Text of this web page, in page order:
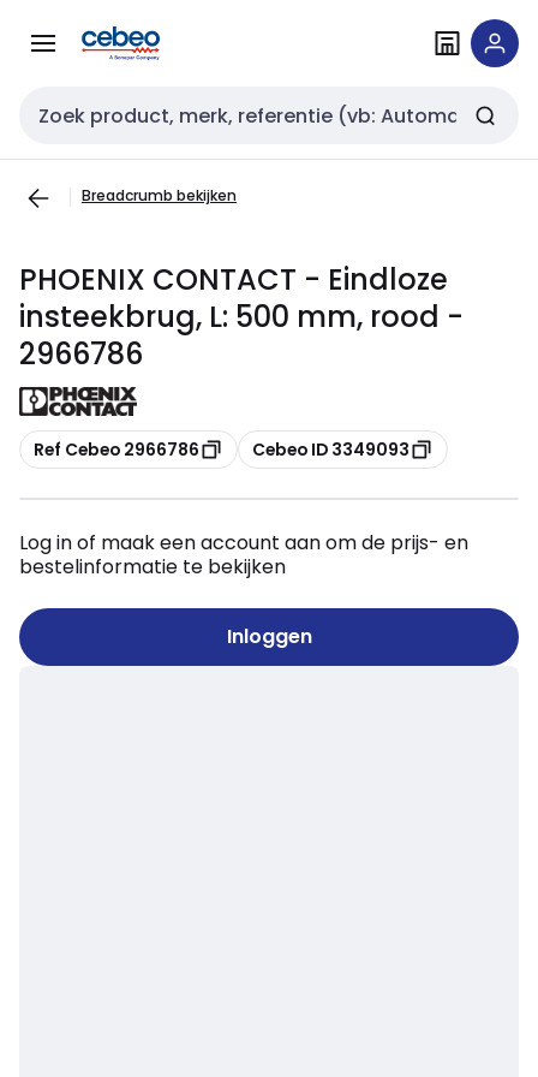
naar
naar
Zoekveld invoer
Breadcrumb bekijken
PHOENIX CONTACT - Eindloze
insteekbrug, L: 500 mm, rood -
2966786
Kopiëren
Ref Cebeo 2966786 Kopiëren
Cebeo ID 3349093
Log in of maak een account aan om de prijs- en
bestelinformatie te bekijken
Inloggen